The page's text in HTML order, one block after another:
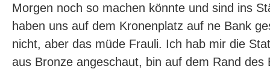
Morgen noch so machen könnte und sind ins
haben uns auf dem Kronenplatz auf ne Bank
nicht, aber das müde Frauli. Ich hab mir die
aus Bronze angeschaut, bin auf dem Rand des